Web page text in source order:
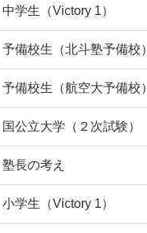
中学生（Victory 1）
予備校生（北斗塾予備校）
予備校生（航空大予備校）
国公立大学（２次試験）
塾長の考え
小学生（Victory 1）